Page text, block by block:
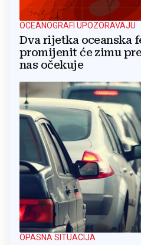
OCEANOGRAFI UPOZORAVAJU
Dva rijetka oceanska
promijenit će zimu
nas očekuje
OPASNA SITUACIJA